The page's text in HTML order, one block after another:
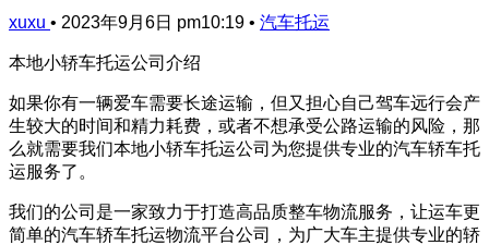
xuxu • 2023年9月6日 pm10:19 • 汽车托运
本地小轿车托运公司介绍
如果你有一辆爱车需要长途运输，但又担心自己驾车远行会产
生较大的时间和精力耗费，或者不想承受公路运输的风险，那
么就需要我们本地小轿车托运公司为您提供专业的汽车轿车托
运服务了。
我们的公司是一家致力于打造高品质整车物流服务，让运车更
简单的汽车轿车托运物流平台公司，为广大车主提供专业的轿